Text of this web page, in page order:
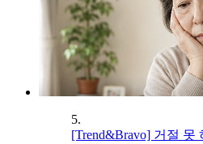
5.
[Trend&Bravo] 거절 못